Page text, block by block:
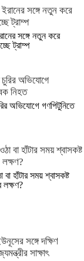
সঙ্গে নতুন করে
ট্রাম্প
অভিযোগে গণপিটুনিতে
বা হাঁটার সময় শ্বাসকষ্ট
লক্ষণ?